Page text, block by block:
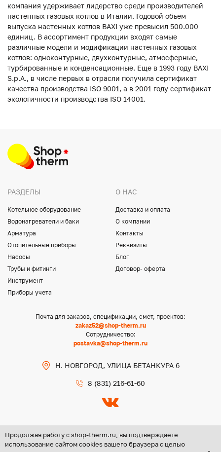
компания удерживает лидерство среди производителей
настенных газовых котлов в Италии. Годовой объем
выпуска настенных котлов BAXI уже превысил 500.000
единиц. В ассортимент продукции входят самые
различные модели и модификации настенных газовых
котлов: одноконтурные, двухконтурные, атмосферные,
турбированные и конденсационные. Еще в 1993 году BAXI
S.p.A., в числе первых в отрасли получила сертификат
качества производства ISO 9001, а в 2001 году сертификат
экологичности производства ISO 14001.
РАЗДЕЛЫ
Котельное оборудование
Водонагреватели и баки
Арматура
Отопительные приборы
Насосы
Трубы и фитинги
Инструмент
Приборы учета
О НАС
Доставка и оплата
О компании
Контакты
Реквизиты
Блог
Договор- оферта
Почта для заказов, спецификации, смет, проектов:
zakaz52@shop-therm.ru
Сотрудничество:
postavka@shop-therm.ru
Н. НОВГОРОД, УЛИЦА БЕТАНКУРА 6
8 (831) 216-61-60
Продолжая работу с shop-therm.ru, вы подтверждаете
использование сайтом cookies вашего браузера с целью